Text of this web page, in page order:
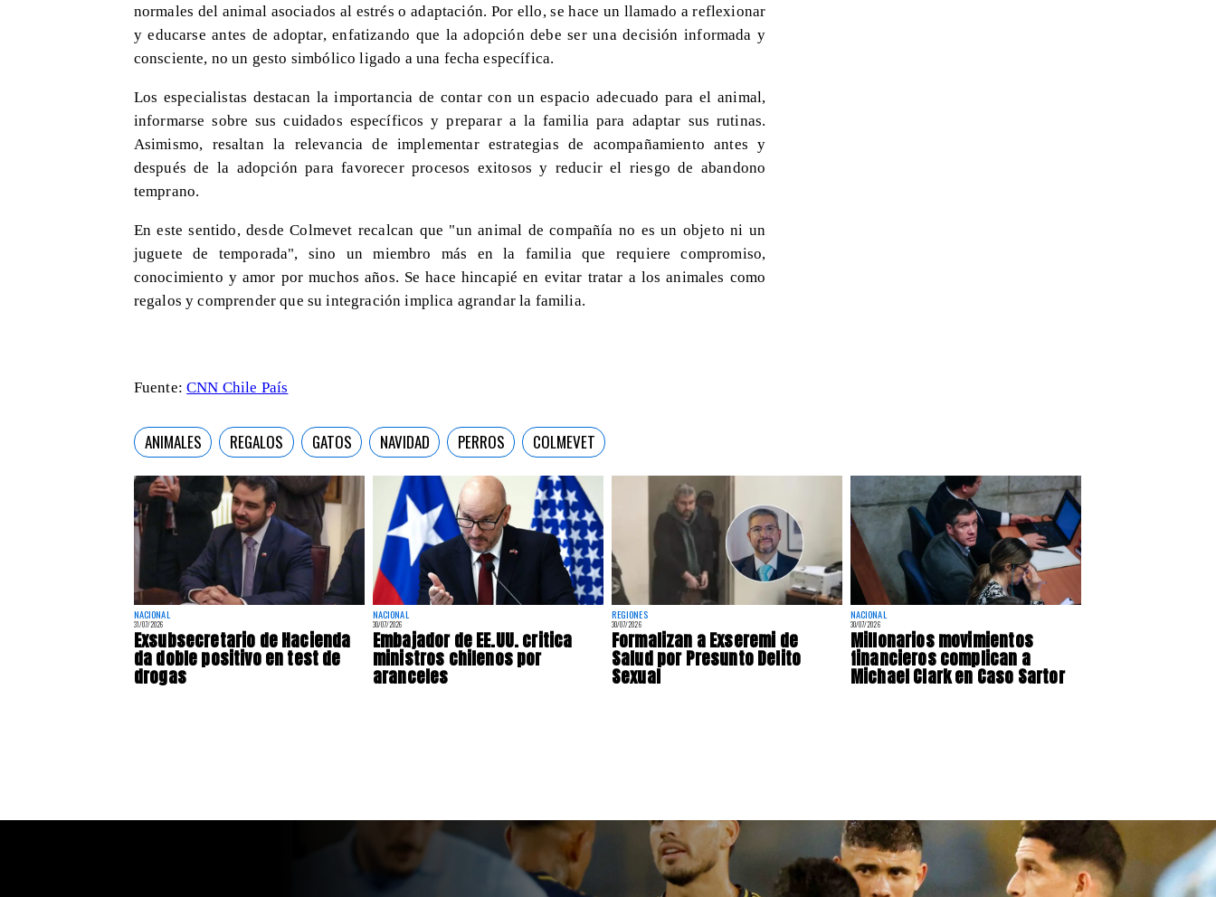
NACIONAL
31/07/2026
Exsubsecretario de Hacienda
da doble positivo en test de
drogas
NACIONAL
30/07/2026
Embajador de EE.UU. critica
ministros chilenos por
aranceles
REGIONES
30/07/2026
Formalizan a Exseremi de
Salud por Presunto Delito
Sexual
NACIONAL
30/07/2026
Millonarios movimientos
financieros complican a
Michael Clark en Caso Sartor
normales del animal asociados al estrés o adaptación. Por ello, se hace un llamado a reflexionar
y educarse antes de adoptar, enfatizando que la adopción debe ser una decisión informada y
consciente, no un gesto simbólico ligado a una fecha específica.
Los especialistas destacan la importancia de contar con un espacio adecuado para el animal,
informarse sobre sus cuidados específicos y preparar a la familia para adaptar sus rutinas.
Asimismo, resaltan la relevancia de implementar estrategias de acompañamiento antes y
después de la adopción para favorecer procesos exitosos y reducir el riesgo de abandono
temprano.
En este sentido, desde Colmevet recalcan que "un animal de compañía no es un objeto ni un
juguete de temporada", sino un miembro más en la familia que requiere compromiso,
conocimiento y amor por muchos años. Se hace hincapié en evitar tratar a los animales como
regalos y comprender que su integración implica agrandar la familia.
Fuente:CNN Chile País
ANIMALES REGALOS GATOS NAVIDAD PERROS COLMEVET